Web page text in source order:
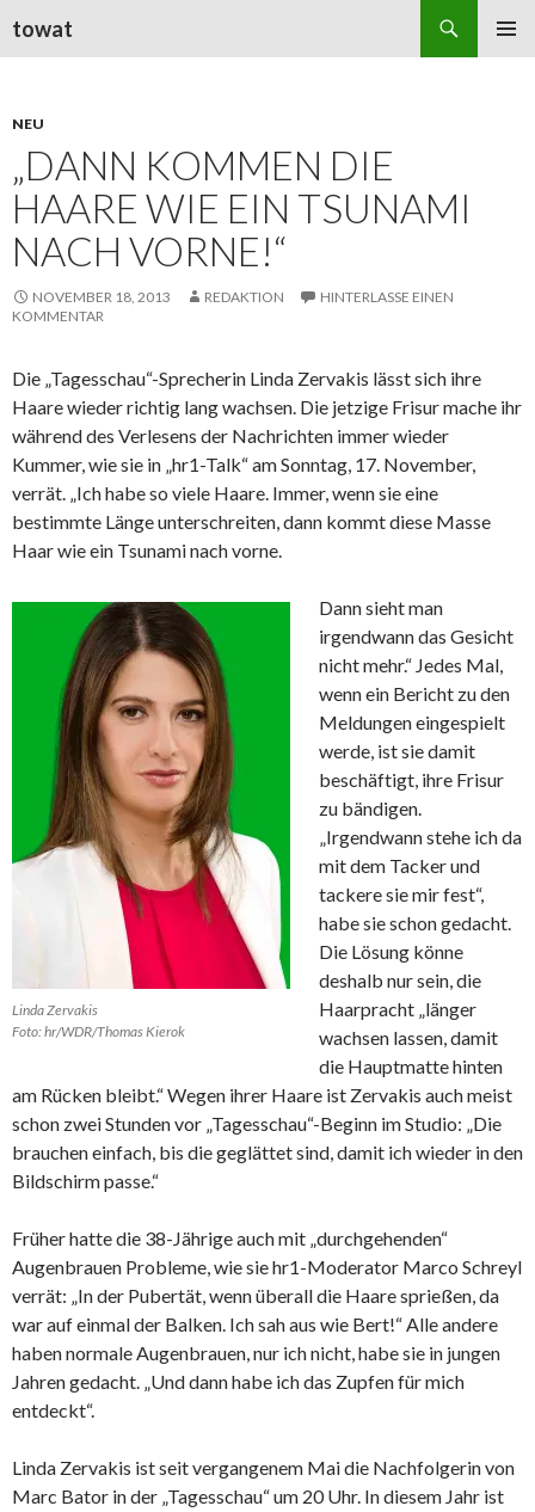
towat
NEU
„DANN KOMMEN DIE
HAARE WIE EIN TSUNAMI
NACH VORNE!“
NOVEMBER 18, 2013 REDAKTION
HINTERLASSE EINEN
KOMMENTAR
Die „Tagesschau“-Sprecherin Linda Zervakis lässt sich ihre
Haare wieder richtig lang wachsen. Die jetzige Frisur mache ihr
während des Verlesens der Nachrichten immer wieder
Kummer, wie sie in „hr1-Talk“ am Sonntag, 17. November,
verrät. „Ich habe so viele Haare. Immer, wenn sie eine
bestimmte Länge unterschreiten, dann kommt diese Masse
Haar wie ein Tsunami nach vorne.
Linda Zervakis
Foto: hr/WDR/Thomas Kierok
Dann sieht man
irgendwann das Gesicht
nicht mehr.“ Jedes Mal,
wenn ein Bericht zu den
Meldungen eingespielt
werde, ist sie damit
beschäftigt, ihre Frisur
zu bändigen.
„Irgendwann stehe ich da
mit dem Tacker und
tackere sie mir fest“,
habe sie schon gedacht.
Die Lösung könne
deshalb nur sein, die
Haarpracht „länger
wachsen lassen, damit
die Hauptmatte hinten
am Rücken bleibt.“ Wegen ihrer Haare ist Zervakis auch meist
schon zwei Stunden vor „Tagesschau“-Beginn im Studio: „Die
brauchen einfach, bis die geglättet sind, damit ich wieder in den
Bildschirm passe.“
Früher hatte die 38-Jährige auch mit „durchgehenden“
Augenbrauen Probleme, wie sie hr1-Moderator Marco Schreyl
verrät: „In der Pubertät, wenn überall die Haare sprießen, da
war auf einmal der Balken. Ich sah aus wie Bert!“ Alle andere
haben normale Augenbrauen, nur ich nicht, habe sie in jungen
Jahren gedacht. „Und dann habe ich das Zupfen für mich
entdeckt“.
Linda Zervakis ist seit vergangenem Mai die Nachfolgerin von
Marc Bator in der „Tagesschau“ um 20 Uhr. In diesem Jahr ist